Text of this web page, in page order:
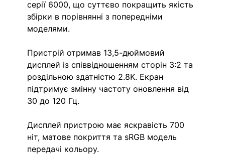
серії 6000, що суттєво покращить якість
збірки в порівнянні з попередніми
моделями.
Пристрій отримав 13,5-дюймовий
дисплей із співвідношенням сторін 3:2 та
роздільною здатністю 2.8K. Екран
підтримує змінну частоту оновлення від
30 до 120 Гц.
Дисплей пристрою має яскравість 700
ніт, матове покриття та sRGB модель
передачі кольору.